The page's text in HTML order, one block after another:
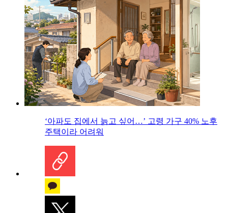
‘아파도 집에서 늙고 싶어…’ 고령 가구 40% 노후
주택이라 어려워